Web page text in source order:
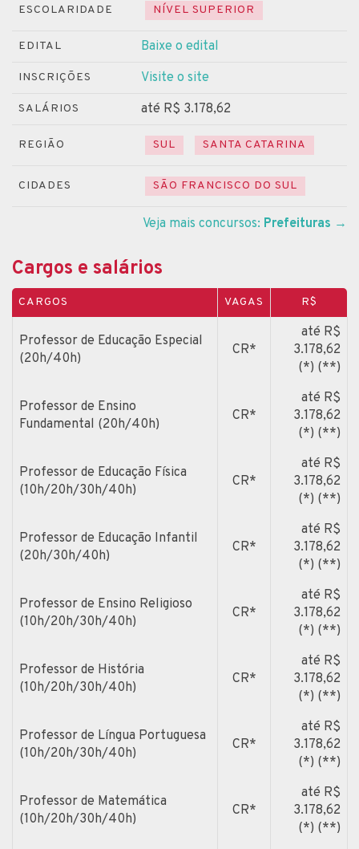
ESCOLARIDADE NÍVEL SUPERIOR
EDITAL Baixe o edital
INSCRIÇÕES Visite o site
SALÁRIOS até R$ 3.178,62
REGIÃO SUL SANTA CATARINA
CIDADES SÃO FRANCISCO DO SUL
Veja mais concursos: Prefeituras →
Cargos e salários
CARGOS VAGAS R$
Professor de Educação Especial
(20h/40h)
CR*
até R$
3.178,62
(*) (**)
Professor de Ensino
Fundamental (20h/40h)
CR*
até R$
3.178,62
(*) (**)
Professor de Educação Física
(10h/20h/30h/40h)
CR*
até R$
3.178,62
(*) (**)
Professor de Educação Infantil
(20h/30h/40h)
CR*
até R$
3.178,62
(*) (**)
Professor de Ensino Religioso
(10h/20h/30h/40h)
CR*
até R$
3.178,62
(*) (**)
Professor de História
(10h/20h/30h/40h)
CR*
até R$
3.178,62
(*) (**)
Professor de Língua Portuguesa
(10h/20h/30h/40h)
CR*
até R$
3.178,62
(*) (**)
Professor de Matemática
(10h/20h/30h/40h)
CR*
até R$
3.178,62
(*) (**)